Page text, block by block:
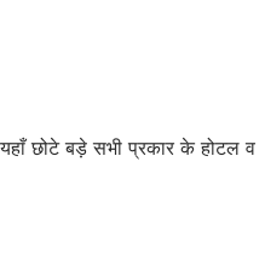
छोटे बड़े सभी प्रकार के होटल व